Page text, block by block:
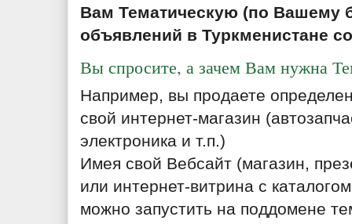
Вам Тематическую (по Вашему
объявлений в Туркменистане
Вы спросите, а зачем Вам нужна
Например, вы продаете
свой интернет-магазин
электроника и т.п.)
Имея свой Вебсайт (магазин,
или интернет-витрина с
можно запустить на поддомене